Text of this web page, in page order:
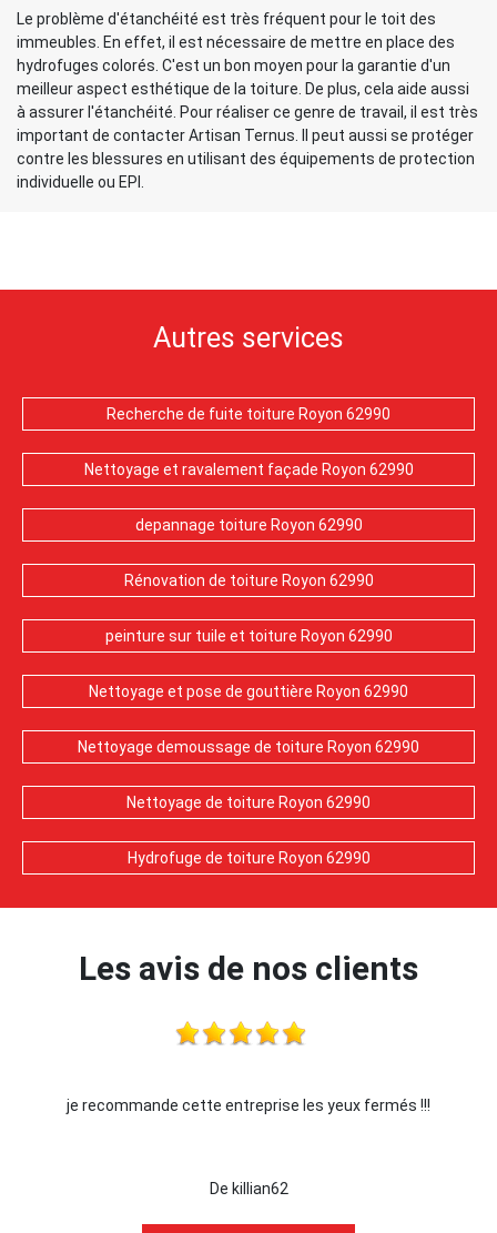
Le problème d'étanchéité est très fréquent pour le toit des
immeubles. En effet, il est nécessaire de mettre en place des
hydrofuges colorés. C'est un bon moyen pour la garantie d'un
meilleur aspect esthétique de la toiture. De plus, cela aide aussi
à assurer l'étanchéité. Pour réaliser ce genre de travail, il est très
important de contacter Artisan Ternus. Il peut aussi se protéger
contre les blessures en utilisant des équipements de protection
individuelle ou EPI.
Autres services
Recherche de fuite toiture Royon 62990
Nettoyage et ravalement façade Royon 62990
depannage toiture Royon 62990
Rénovation de toiture Royon 62990
peinture sur tuile et toiture Royon 62990
Nettoyage et pose de gouttière Royon 62990
Nettoyage demoussage de toiture Royon 62990
Nettoyage de toiture Royon 62990
Hydrofuge de toiture Royon 62990
Les avis de nos clients
les yeux fermés !!! Je recommande !!